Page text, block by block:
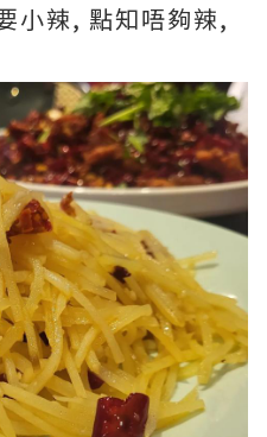
小辣, 點知唔夠辣,